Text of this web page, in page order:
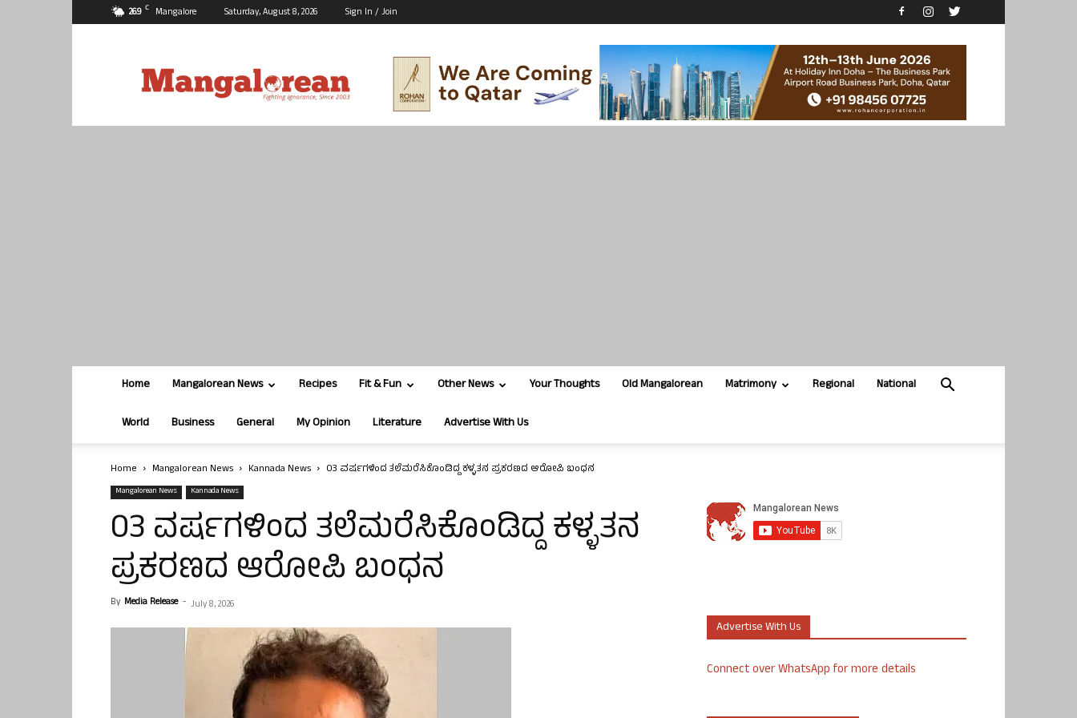
26.9 C Mangalore Saturday, August 8, 2026 Sign In / Join
Home Mangalorean News Recipes Fit & Fun Other News Your Thoughts Old Mangalorean Matrimony Regional National
World Business General My Opinion Literature Advertise With Us
Home Mangalorean News Kannada News 03 ವರ್ಷಗಳಿಂದ ತಲೆಮರೆಸಿಕೊಂಡಿದ್ದ ಕಳ್ಳತನ ಪ್ರಕರಣದ ಆರೋಪಿ ಬಂಧನ
Mangalorean News Kannada News
03 ವರ್ಷಗಳಿಂದ ತಲೆಮರೆಸಿಕೊಂಡಿದ್ದ ಕಳ್ಳತನ
ಪ್ರಕರಣದ ಆರೋಪಿ ಬಂಧನ
By Media Release - July 8, 2026
Advertise With Us
Connect over WhatsApp for more details